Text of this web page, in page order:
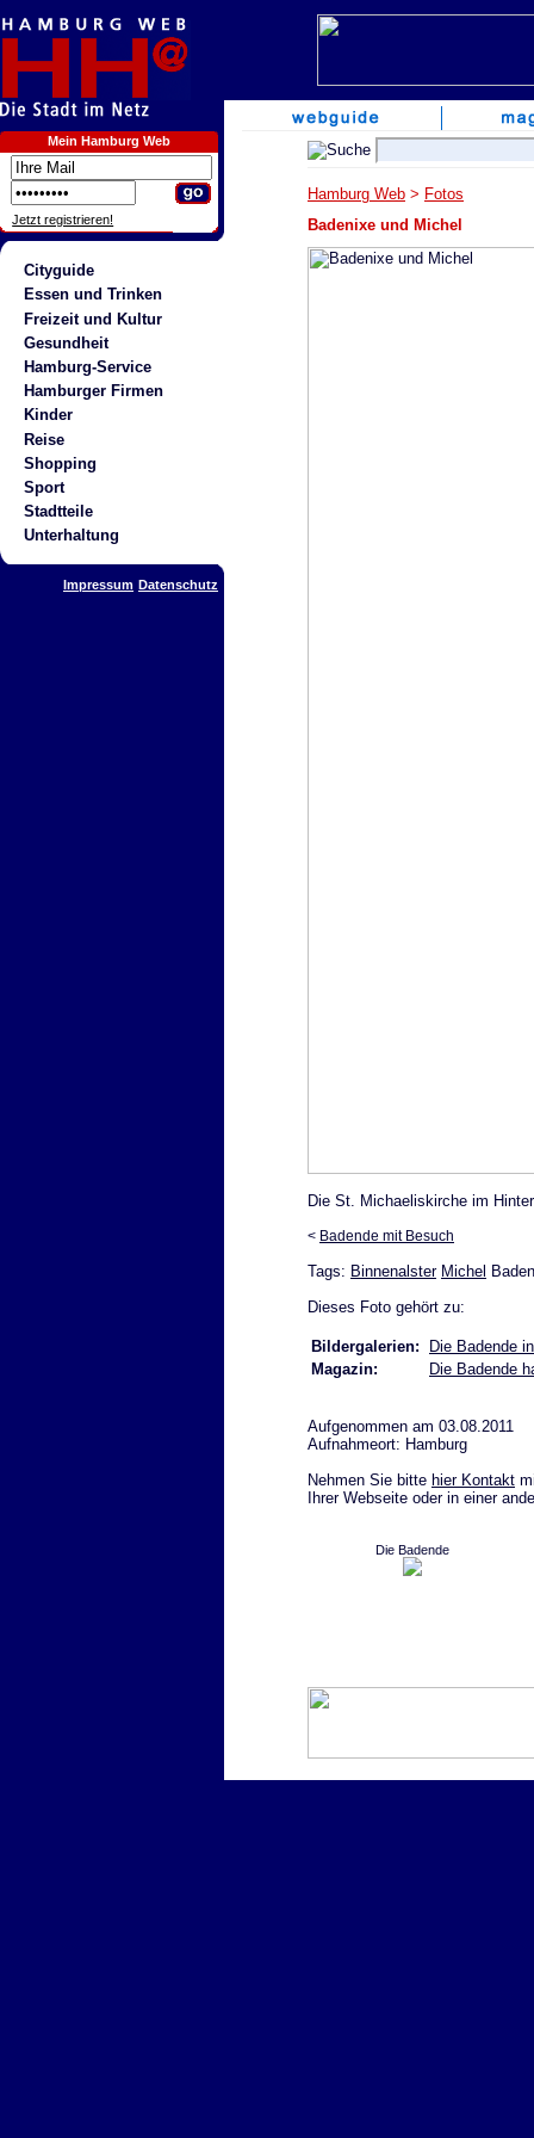
Mein Hamburg Web
Jetzt registrieren!
Cityguide
Essen und Trinken
Freizeit und Kultur
Gesundheit
Hamburg-Service
Hamburger Firmen
Kinder
Reise
Shopping
Sport
Stadtteile
Unterhaltung
Impressum Datenschutz
Hamburg Web > Fotos
Badenixe und Michel
Die St. Michaeliskirche im
< Badende mit Besuch
Tags: Binnenalster Michel
Dieses Foto gehört zu:
Bildergalerien:
Die Badende
Magazin:
Die Badende
Aufgenommen am 03.08.2011
Aufnahmeort: Hamburg
Nehmen Sie bitte hier Kontakt
Ihrer Webseite oder in einer
Die Badende